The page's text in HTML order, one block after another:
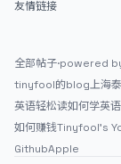
友情链接
全部帖子·powered
tinyfool的blog上海
英语轻松读如何学英语
如何赚钱Tinyfool's
GithubApple